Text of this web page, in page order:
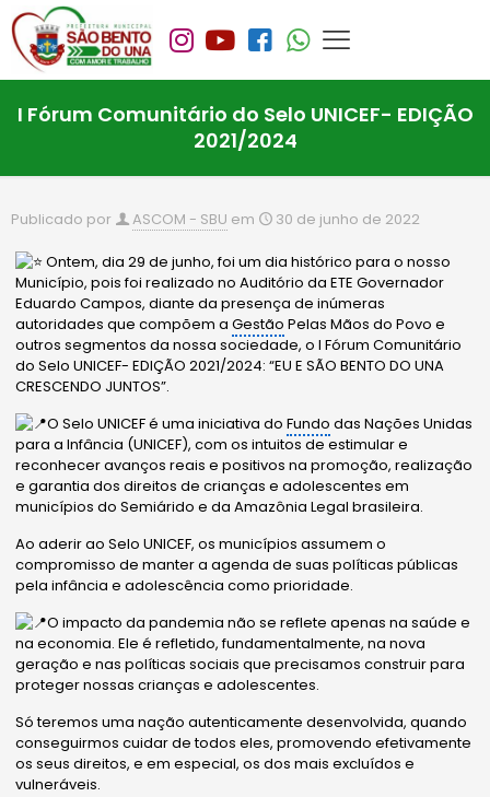
I Fórum Comunitário do Selo UNICEF- EDIÇÃO
2021/2024
Publicado por ASCOM - SBU em 30 de junho de 2022
Ontem, dia 29 de junho, foi um dia histórico para o nosso
Município, pois foi realizado no Auditório da ETE Governador
Eduardo Campos, diante da presença de inúmeras
autoridades que compõem aGestão Pelas Mãos do Povo e
outros segmentos da nossa sociedade, o I Fórum Comunitário
do Selo UNICEF- EDIÇÃO 2021/2024: “EU E SÃO BENTO DO UNA
CRESCENDO JUNTOS”.
O Selo UNICEF é uma iniciativa doFundo das Nações Unidas
para a Infância (UNICEF), com os intuitos de estimular e
reconhecer avanços reais e positivos na promoção, realização
e garantia dos direitos de crianças e adolescentes em
municípios do Semiárido e da Amazônia Legal brasileira.
Ao aderir ao Selo UNICEF, os municípios assumem o
compromisso de manter a agenda de suas políticas públicas
pela infância e adolescência como prioridade.
O impacto da pandemia não se reflete apenas na saúde e
na economia. Ele é refletido, fundamentalmente, na nova
geração e nas políticas sociais que precisamos construir para
proteger nossas crianças e adolescentes.
Só teremos uma nação autenticamente desenvolvida, quando
conseguirmos cuidar de todos eles, promovendo efetivamente
os seus direitos, e em especial, os dos mais excluídos e
vulneráveis.